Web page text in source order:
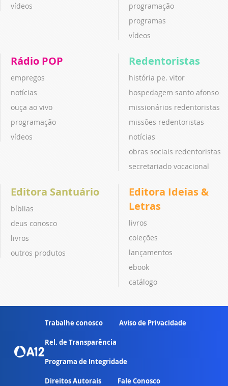
vídeos
programação
programas
vídeos
Rádio POP
empregos
notícias
ouça ao vivo
programação
vídeos
Redentoristas
história pe. vitor
hospedagem santo afonso
missionários redentoristas
missões redentoristas
notícias
obras sociais redentoristas
secretariado vocacional
Editora Santuário
bíblias
deus conosco
livros
outros produtos
Editora Ideias &
Letras
livros
coleções
lançamentos
ebook
catálogo
Trabalhe conosco Aviso de Privacidade
Rel. de Transparência
Programa de Integridade
Direitos Autorais Fale Conosco